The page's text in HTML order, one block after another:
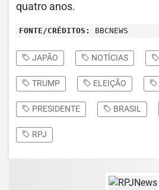
quatro anos.
FONTE/CRÉDITOS: BBCNEWS
JAPÃO NOTÍCIAS
TRUMP ELEIÇÃO
PRESIDENTE BRASIL
RPJ